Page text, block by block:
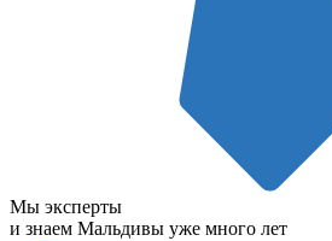
Мы эксперты
и знаем Мальдивы уже много лет